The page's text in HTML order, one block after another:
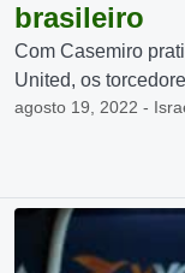
brasileiro
Com Casemiro
United, os
agosto 19, 2022 -